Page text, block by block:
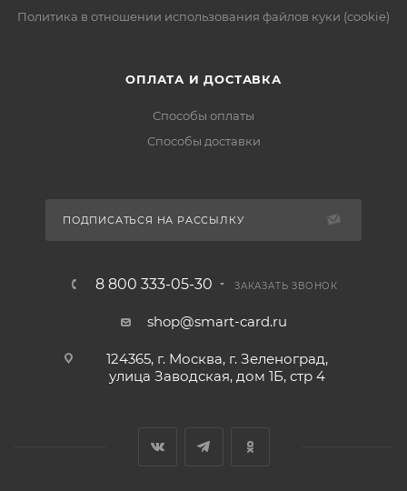
Политика в отношении использования файлов куки (cookie)
ОПЛАТА И ДОСТАВКА
Способы оплаты
Способы доставки
ПОДПИСАТЬСЯ НА РАССЫЛКУ
8 800 333-05-30 ЗАКАЗАТЬ ЗВОНОК
shop@smart-card.ru
124365, г. Москва, г. Зеленоград,
улица Заводская, дом 1Б, стр 4